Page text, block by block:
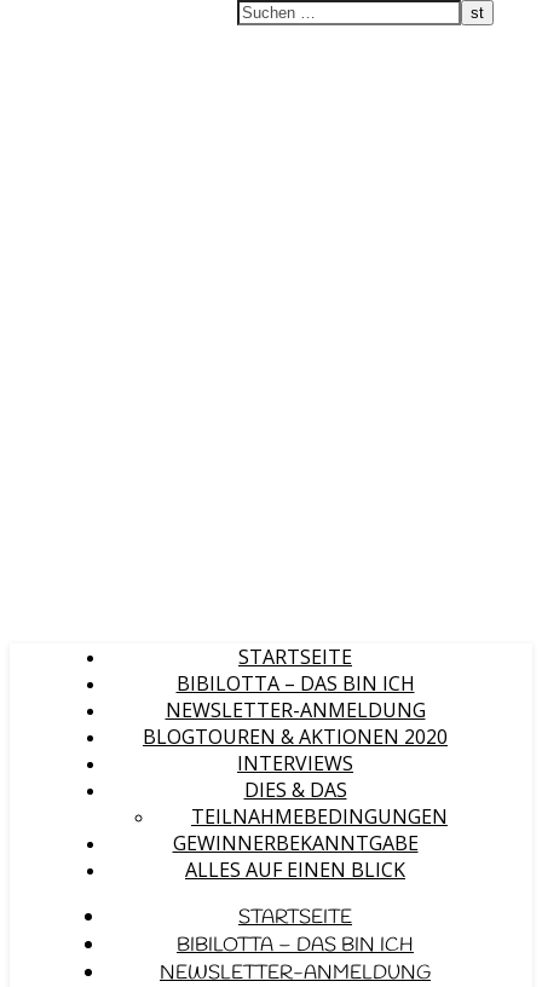
STARTSEITE
BIBILOTTA – DAS BIN ICH
NEWSLETTER-ANMELDUNG
BLOGTOUREN & AKTIONEN 2020
INTERVIEWS
DIES & DAS
TEILNAHMEBEDINGUNGEN
GEWINNERBEKANNTGABE
ALLES AUF EINEN BLICK
STARTSEITE
BIBILOTTA – DAS BIN ICH
NEWSLETTER-ANMELDUNG